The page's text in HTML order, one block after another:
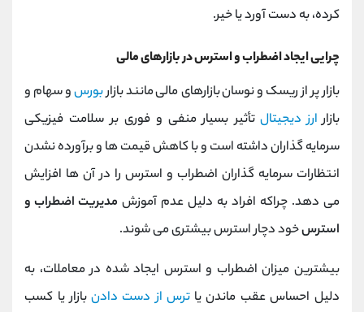
کرده، به دست آورد یا خیر.
چرایی ایجاد اضطراب و استرس در بازارهای مالی
بازار پر از ریسک و نوسان بازارهای مالی مانند بازاربورسو سهام و
بازارارز دیجیتالتأثیر بسیار منفی و فوری بر سلامت فیزیکی
سرمایه ‌گذاران داشته است و با کاهش قیمت ها و برآورده نشدن
انتظارات سرمایه گذاران اضطراب و استرس را در آن ها افزایش
می دهد. چراکه افراد به دلیل عدم آموزش مدیریت اضطراب و
استرسخود دچار استرس بیشتری می شوند.
بیشترین میزان اضطراب و استرس ایجاد شده در معاملات، به
دلیل احساس عقب ماندن یا ترس از دست دادن بازار یا کسب